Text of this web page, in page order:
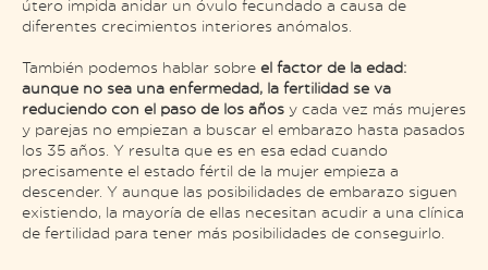
útero impida anidar un óvulo fecundado a causa de
diferentes crecimientos interiores anómalos.
También podemos hablar sobre el factor de la edad:
aunque no sea una enfermedad, la fertilidad se va
reduciendo con el paso de los años y cada vez más mujeres
y parejas no empiezan a buscar el embarazo hasta pasados
los 35 años. Y resulta que es en esa edad cuando
precisamente el estado fértil de la mujer empieza a
descender. Y aunque las posibilidades de embarazo siguen
existiendo, la mayoría de ellas necesitan acudir a una clínica
de fertilidad para tener más posibilidades de conseguirlo.